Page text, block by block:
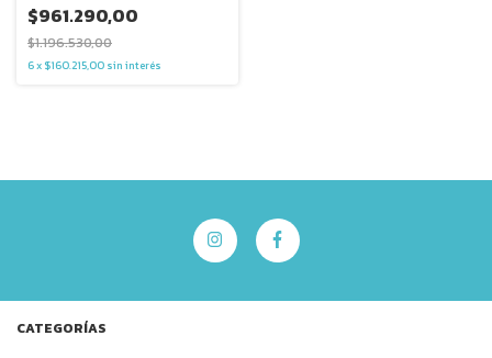
$961.290,00
$1.196.530,00
6x $160.215,00 sin interés
CATEGORÍAS